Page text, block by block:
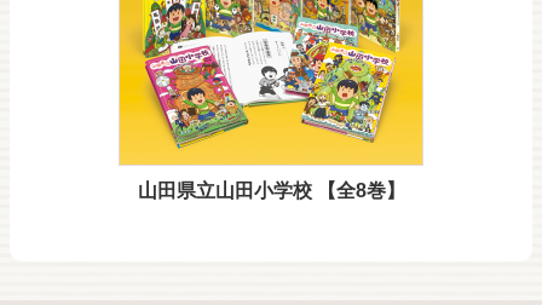
山田県立山田小学校 【全8巻】